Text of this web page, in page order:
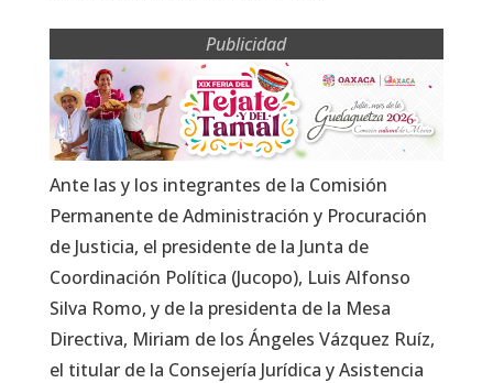
Publicidad
Ante las y los integrantes de la Comisión
Permanente de Administración y Procuración
de Justicia, el presidente de la Junta de
Coordinación Política (Jucopo), Luis Alfonso
Silva Romo, y de la presidenta de la Mesa
Directiva, Miriam de los Ángeles Vázquez Ruíz,
el titular de la Consejería Jurídica y Asistencia